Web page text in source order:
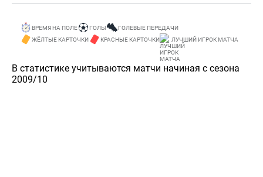
ВРЕМЯ НА ПОЛЕ ГОЛЫ
ГОЛЕВЫЕ ПЕРЕДАЧИ
ЖЁЛТЫЕ КАРТОЧКИ
КРАСНЫЕ КАРТОЧКИ ЛУЧШИЙ ИГРОК МАТЧА
В статистике учитываются матчи начиная с сезона
2009/10